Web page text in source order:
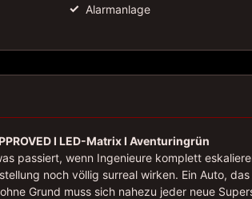
✓ Alarmanlage
I LED-Matrix I Aventuringrün
passiert, wenn Ingenieure komplett
noch völlig surreal wirken. Ein Auto,
Grund muss sich nahezu jeder neue